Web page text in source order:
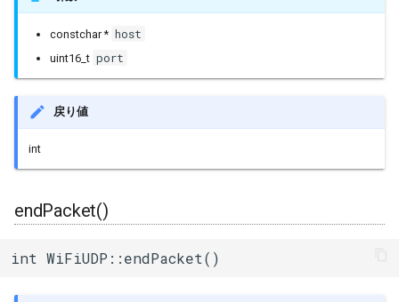
constchar * host
uint16_t port
戻り値
int
endPacket()
int WiFiUDP::endPacket()